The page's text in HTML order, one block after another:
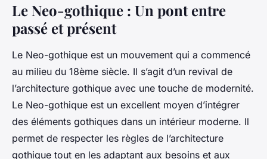
Le Neo-gothique : Un pont entre
passé et présent
Le Neo-gothique est un mouvement qui a commencé
au milieu du 18ème siècle. Il s’agit d’un revival de
l’architecture gothique avec une touche de modernité.
Le Neo-gothique est un excellent moyen d’intégrer
des éléments gothiques dans un intérieur moderne. Il
permet de respecter les règles de l’architecture
gothique tout en les adaptant aux besoins et aux